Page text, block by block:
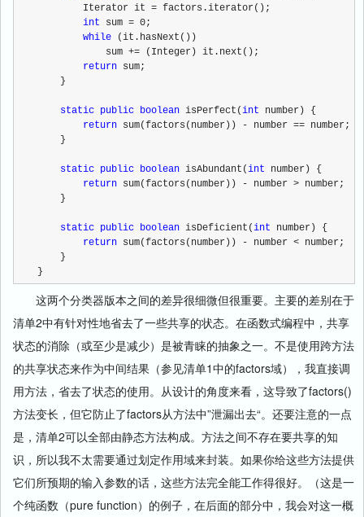
        Iterator it = factors.iterator();
int sum = 0;
while (it.hasNext())
            sum += (Integer) it.next();
return sum;
    }
static public boolean isPerfect(int number) {
return sum(factors(number)) - number == number;
    }
static public boolean isAbundant(int number) {
return sum(factors(number)) - number > number;
    }
static public boolean isDeficient(int number) {
return sum(factors(number)) - number < number;
    }
}
这两个分类器版本之间的差异很细微但很重要。主要的差别在于
清单2中有针对性地省去了一些共享的状态。在函数式编程中，共享
状态的消除（或至少是减少）是被青睐的抽象之一。不是使用跨方法
的共享状态来作为中间结果（参见清单1中的factors域），我直接调
用方法，省去了状态的使用。从设计的角度来看，这导致了factors()
方法变长，但它防止了factors从方法中”泄漏出去“。还要注意的一点
是，清单2可以全部由静态方法构成。方法之间不存在要共享的知
识，所以我不太需要通过划定作用域来封装。如果你给这些方法提供
它们所预期的输入参数的话，这些方法完全能工作得很好。（这是一
个纯函数（pure function）的例子，在后面的部分中，我会对这一概